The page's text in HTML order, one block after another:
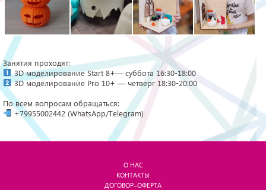
Занятия проходят:
3D моделирование Start 8+— суббота 16:30-18:00
3D моделирование Pro 10+ — четверг 18:30-20:00
По всем вопросам обращаться:
+79955002442 (WhatsApp/Telegram)
О НАС
КОНТАКТЫ
ДОГОВОР–ОФЕРТА